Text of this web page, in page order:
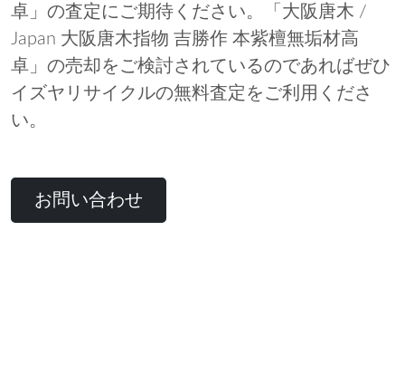
卓」の査定にご期待ください。「大阪唐木 /
Japan 大阪唐木指物 吉勝作 本紫檀無垢材高
卓」の売却をご検討されているのであればぜひ
イズヤリサイクルの無料査定をご利用くださ
い。
お問い合わせ